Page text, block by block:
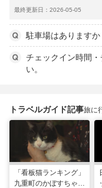
最終更新日：2026-05-05
駐車場はありますか
チェックイン時間
い。
トラベルガイド記事旅に
「看板猫ランキング」
九重町のかぼすちゃ